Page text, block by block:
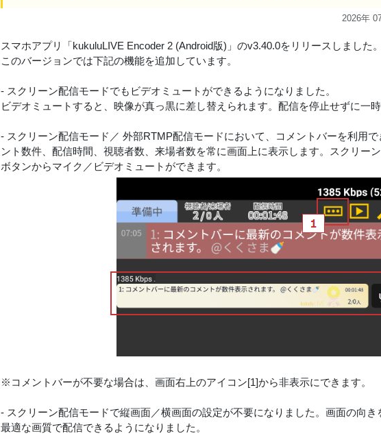
2026年
スマホアプリ「kukuluLIVE Encoder 2 (Android版)」のv3.40.0をリリースしました。
このバージョンでは下記の機能を追加しています。
- スクリーン配信モードでもビデオミュートができるようになりました。
ビデオミュートすると、映像が真っ黒に差し替えられます。配信を停止せずに一
- スクリーン配信モード／ 外部RTMP配信モードにおいて、コメントバーを利用
ント数件、配信時間、視聴者数、来場者数を常に画面上に表示します。スクリー
ボタンからマイク／ビデオミュートができます。
※コメントバーが不要な場合は、画面右上のアイコン[1]から非表示にできます。
- スクリーン配信モードで縦画面／横画面の設定が不要になりました。画面の向
最適な画質で配信できるようになりました。